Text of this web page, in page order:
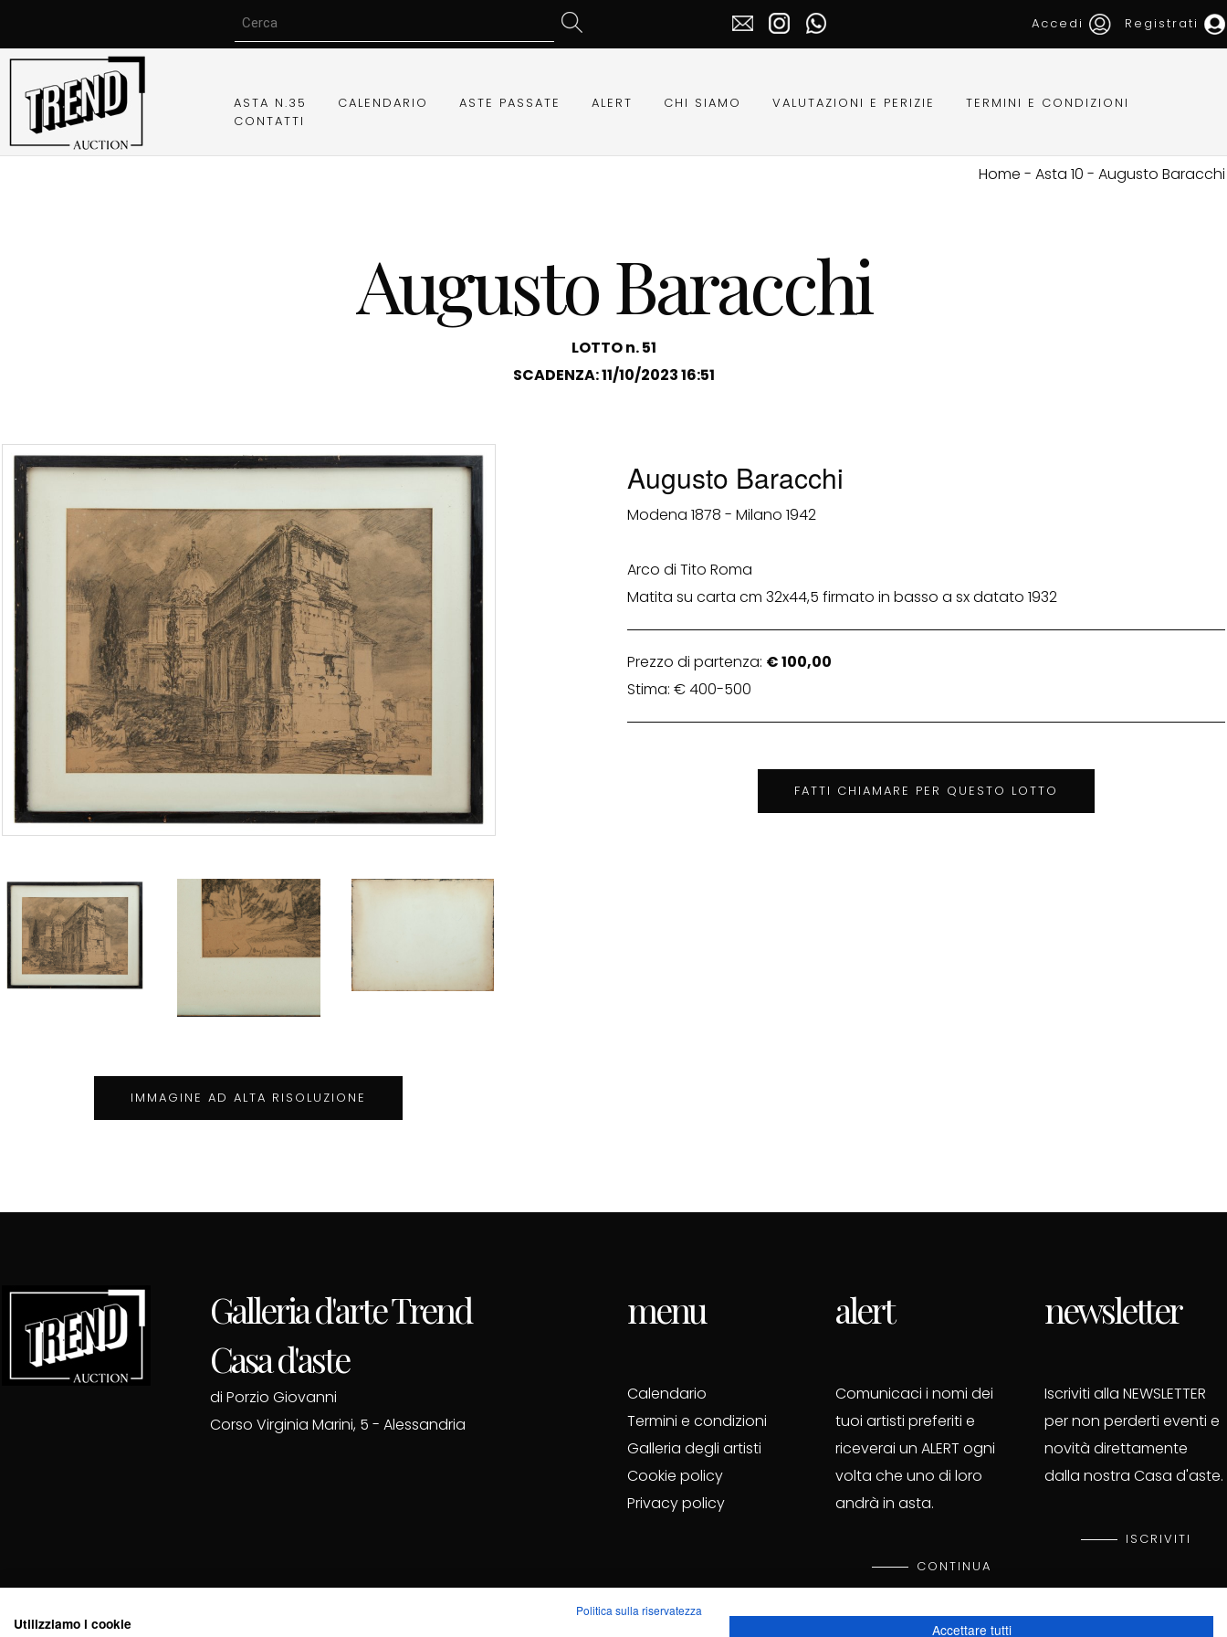
Accedi Registrati
ASTA N.35 CALENDARIO ASTE PASSATE ALERT CHI SIAMO VALUTAZIONI E PERIZIE
TERMINI E CONDIZIONI
CONTATTI
Home - Asta 10 - Augusto Baracchi
Augusto Baracchi
LOTTO n. 51
SCADENZA: 11/10/2023 16:51
IMMAGINE AD ALTA RISOLUZIONE
Augusto Baracchi
Modena 1878 - Milano 1942
Arco di Tito Roma
Matita su carta cm 32x44,5 firmato in basso a sx datato 1932
Prezzo di partenza: € 100,00
Stima: € 400-500
FATTI CHIAMARE PER QUESTO LOTTO
Galleria d'arte Trend
Casa d'aste
di Porzio Giovanni
Corso Virginia Marini, 5 - Alessandria
menu
Calendario
Termini e condizioni
Galleria degli artisti
Cookie policy
Privacy policy
alert
Comunicaci i nomi dei
tuoi artisti preferiti e
riceverai un ALERT ogni
volta che uno di loro
andrà in asta.
CONTINUA
newsletter
Iscriviti alla NEWSLETTER
per non perderti eventi e
novità direttamente
dalla nostra Casa d'aste.
ISCRIVITI
Cod. Fisc. PRZGNN70D27A182I - P. Iva 02703440061 - Cod. Sdi KRRH6B9
Politica sulla riservatezza
Utilizziamo i cookie Accettare tutti